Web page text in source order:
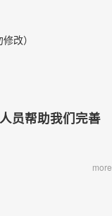
改）
员帮助我们完善
more